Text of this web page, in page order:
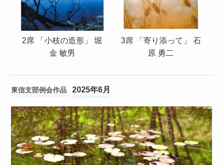
2席 「小枝の造形」 堀
金 敏男
3席 「寄り添って」 石
原 勇二
東信支部 2025年6月